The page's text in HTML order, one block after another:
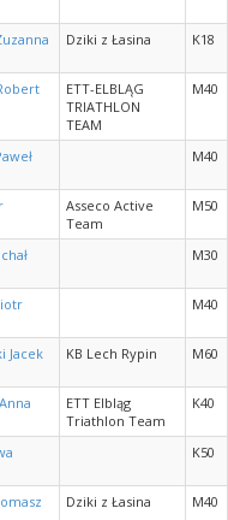
Dziki z Łasina K18
ETT-ELBLĄG
TRIATHLON
TEAM
M40
M40
Asseco Active
Team
M50
M30
M40
Jacek KB Lech Rypin M60
ETT Elbląg
Triathlon Team
K40
K50
Dziki z Łasina M40